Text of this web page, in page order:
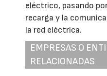
eléctrico, pasando
recarga y la
la red eléctrica.
EMPRESAS O
RELACIONADAS